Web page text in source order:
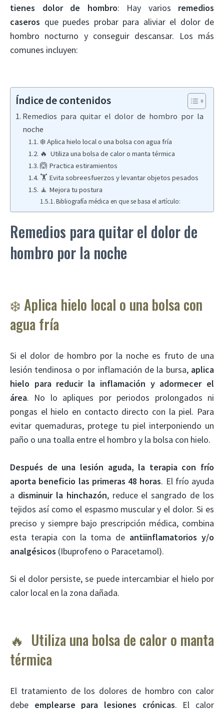
tienes dolor de hombro: Hay varios remedios
caseros que puedes probar para aliviar el dolor de
hombro nocturno y conseguir descansar. Los más
comunes incluyen:
Índice de contenidos
Remedios para quitar el dolor de hombro por la
noche
❄️ Aplica hielo local o una bolsa con agua fría
🔥 Utiliza una bolsa de calor o manta térmica
🙆 Practica estiramientos
🏋️ Evita sobreesfuerzos y levantar objetos pesados
🧘 Mejora tu postura
Bibliografía médica en que se basa el artículo:
Remedios para quitar el dolor de
hombro por la noche
❄️ Aplica hielo local o una bolsa con
agua fría
Si el dolor de hombro por la noche es fruto de una
lesión tendinosa o por inflamación de la bursa, aplica
hielo para reducir la inflamación y adormecer el
área. No lo apliques por periodos prolongados ni
pongas el hielo en contacto directo con la piel. Para
evitar quemaduras, protege tu piel interponiendo un
paño o una toalla entre el hombro y la bolsa con hielo.
Después de una lesión aguda, la terapia con frío
aporta beneficio las primeras 48 horas. El frío ayuda
a disminuir la hinchazón, reduce el sangrado de los
tejidos así como el espasmo muscular y el dolor. Si es
preciso y siempre bajo prescripción médica, combina
esta terapia con la toma de antiinflamatorios y/o
analgésicos (Ibuprofeno o Paracetamol).
Si el dolor persiste, se puede intercambiar el hielo por
calor local en la zona dañada.
🔥 Utiliza una bolsa de calor o manta
térmica
El tratamiento de los dolores de hombro con calor
debe emplearse para lesiones crónicas. El calor